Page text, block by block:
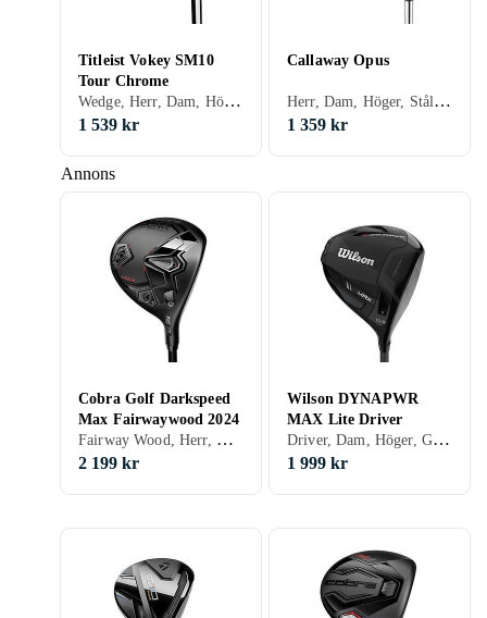
Annons
Titleist Vokey SM10
Tour Chrome
Wedge, Herr, Dam, Höger, Vänster, Stålskaft, Grafitskaft
1 539 kr
Callaway Opus
Herr, Dam, Höger, Stålskaft, Grafitskaft
1 359 kr
Cobra Golf Darkspeed
Max Fairwaywood 2024
Fairway Wood, Herr, Dam, Höger, Vänster
2 199 kr
Wilson DYNAPWR
MAX Lite Driver
Driver, Dam, Höger, Grafitskaft
1 999 kr